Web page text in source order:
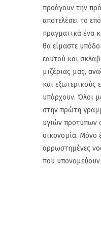
προάγουν την
αποτελέσει το
πραγματικά ένα
θα είμαστε
εαυτού και
μιζέριας μας,
και εξωτερικούς
υπάρχουν. Όλοι
στην πρώτη
υγιών προτύπων
οικονομία. Μόνο
αρρωστημένες
που